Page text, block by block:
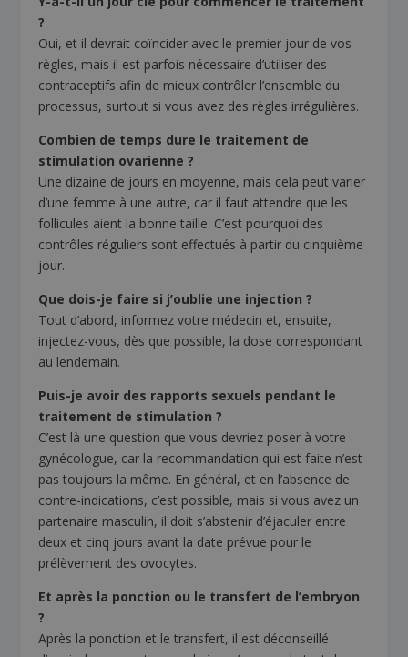
?
Oui, et il devrait coïncider avec le premier jour de vos
règles, mais il est parfois nécessaire d’utiliser des
contraceptifs afin de mieux contrôler l’ensemble du
processus, surtout si vous avez des règles irrégulières.
Combien de temps dure le traitement de
stimulation ovarienne ?
Une dizaine de jours en moyenne, mais cela peut varier
d’une femme à une autre, car il faut attendre que les
follicules aient la bonne taille. C’est pourquoi des
contrôles réguliers sont effectués à partir du cinquième
jour.
Que dois-je faire si j’oublie une injection ?
Tout d’abord, informez votre médecin et, ensuite,
injectez-vous, dès que possible, la dose correspondant
au lendemain.
Puis-je avoir des rapports sexuels pendant le
traitement de stimulation ?
C’est là une question que vous devriez poser à votre
gynécologue, car la recommandation qui est faite n’est
pas toujours la même. En général, et en l’absence de
contre-indications, c’est possible, mais si vous avez un
partenaire masculin, il doit s’abstenir d’éjaculer entre
deux et cinq jours avant la date prévue pour le
prélèvement des ovocytes.
Et après la ponction ou le transfert de l’embryon
?
Après la ponction et le transfert, il est déconseillé